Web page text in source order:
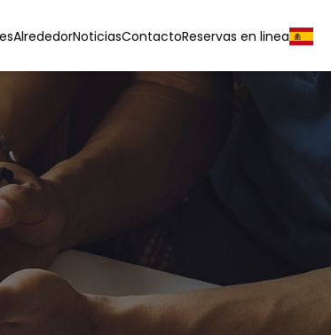
AlrededorNoticiasContactoReservas en linea